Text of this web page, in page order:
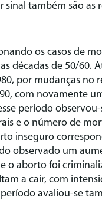
também são as
os casos de
décadas de 50/60.
por mudanças
com novamente
período
e o número de
inseguro
observado um
o aborto foi
a cair, com
avaliou-se